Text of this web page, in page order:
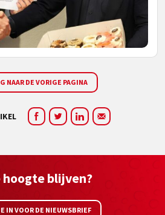
NAAR DE VORIGE PAGINA
hoogte blijven?
IN VOOR DE NIEUWSBRIEF